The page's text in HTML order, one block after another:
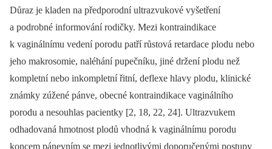
Důraz je kladen na předporodní ultrazvukové vyšetření
a podrobné informování rodičky. Mezi kontraindikace
k vaginálnímu vedení porodu patří růstová retardace plodu nebo
jeho makrosomie, naléhání pupečníku, jiné držení plodu než
kompletní nebo inkompletní řitní, deflexe hlavy plodu, klinické
známky zúžené pánve, obecné kontraindikace vaginálního
porodu a nesouhlas pacientky [2, 18, 22, 24]. Ultrazvukem
odhadovaná hmotnost plodů vhodná k vaginálnímu porodu
koncem pánevním se mezi jednotlivými doporučenými postupy